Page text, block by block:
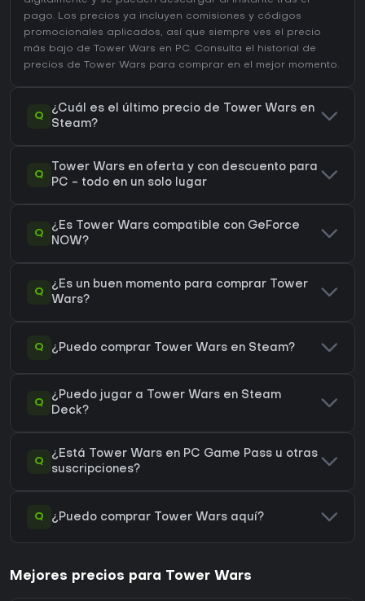
pago. Los precios ya incluyen comisiones y códigos
promocionales aplicados, así que siempre ves el precio
más bajo de Tower Wars en PC. Consulta el
historial de
precios de Tower Wars para comprar en el mejor momento.
Q
¿Cuál es el último precio de Tower Wars en
Steam?
Q
Tower Wars en oferta y con descuento para
PC - todo en un solo lugar
Q
¿Es Tower Wars compatible con GeForce
NOW?
Q
¿Es un buen momento para comprar Tower
Wars?
Q ¿Puedo comprar Tower Wars en Steam?
Q
¿Puedo jugar a Tower Wars en Steam
Deck?
Q
¿Está Tower Wars en PC Game Pass u otras
suscripciones?
Q ¿Puedo comprar Tower Wars aquí?
Mejores precios para Tower Wars